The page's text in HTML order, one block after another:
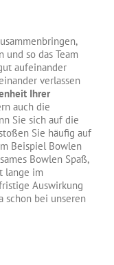
so das Team
aufeinander
verlassen
Ihrer
auch die
Sie sich auf die
Sie häufig auf
Beispiel Bowlen
Bowlen Spaß,
lange im
Auswirkung
schon bei unseren